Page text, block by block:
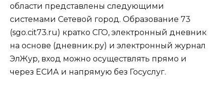
области представлены следующими
системами Сетевой город. Образование 73
(sgo.cit73.ru) кратко СГО, электронный дневник
на основе (дневник.ру) и электронный журнал
ЭлЖур, вход можно осуществлять прямо и
через ЕСИА и напрямую без Госуслуг.